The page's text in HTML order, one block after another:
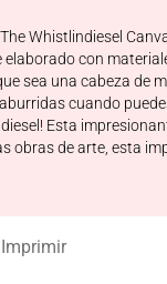
Whistlindiesel
con
sea una cabeza
cuando
Esta
de arte, esta